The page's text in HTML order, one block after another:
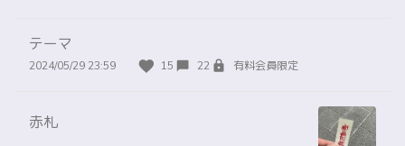
テーマ
2024/05/29 23:59 15 22 有料会員限定
赤札